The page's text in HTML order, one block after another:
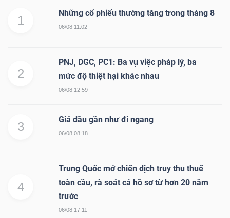
1
Những cổ phiếu thường tăng trong tháng 8
06/08 11:02
2
PNJ, DGC, PC1: Ba vụ việc pháp lý, ba
mức độ thiệt hại khác nhau
06/08 12:59
3
Giá dầu gần như đi ngang
06/08 08:18
4
Trung Quốc mở chiến dịch truy thu thuế
toàn cầu, rà soát cả hồ sơ từ hơn 20 năm
trước
06/08 17:11